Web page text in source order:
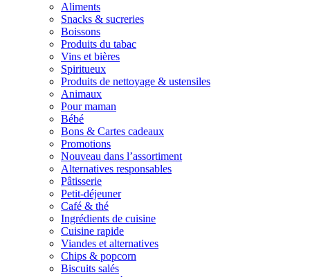
Aliments
Snacks & sucreries
Boissons
Produits du tabac
Vins et bières
Spiritueux
Produits de nettoyage & ustensiles
Animaux
Pour maman
Bébé
Bons & Cartes cadeaux
Promotions
Nouveau dans l’assortiment
Alternatives responsables
Pâtisserie
Petit-déjeuner
Café & thé
Ingrédients de cuisine
Cuisine rapide
Viandes et alternatives
Chips & popcorn
Biscuits salés